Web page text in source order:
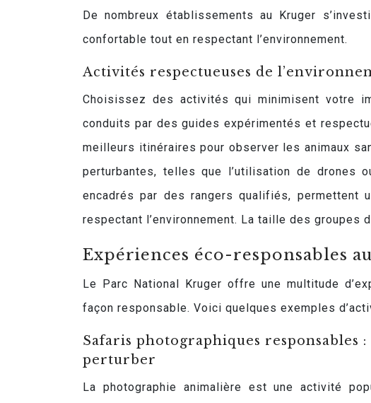
De nombreux établissements au Kruger
confortable tout en respectant l’environnement.
Activités respectueuses de
Choisissez des activités qui minimisent votre
conduits par des guides expérimentés et
meilleurs itinéraires pour observer les animaux
perturbantes, telles que l’utilisation de drones
encadrés par des rangers qualifiés, permettent
respectant l’environnement. La taille des groupes
Expériences éco-responsables
Le Parc National Kruger offre une multitude
façon responsable. Voici quelques exemples
Safaris photographiques responsables
perturber
La photographie animalière est une activité